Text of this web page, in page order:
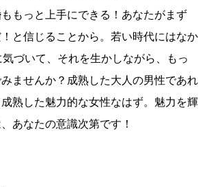
もっと上手にできる！あなたがまず
と信じることから。若い時代にはなか
づいて、それを生かしながら、もっ
ませんか？成熟した大人の男性であれ
熟した魅力的な女性なはず。魅力を輝
あなたの意識次第です！